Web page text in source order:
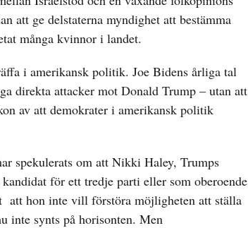
att ge delstaterna myndighet att bestämma
många kvinnor i landet.
i amerikansk politik. Joe Bidens årliga tal
direkta attacker mot Donald Trump – utan att
av att demokrater i amerikansk politik
spekulerats om att Nikki Haley, Trumps
för ett tredje parti eller som oberoende
att hon inte vill förstöra möjligheten att ställa
inte synts på horisonten. Men